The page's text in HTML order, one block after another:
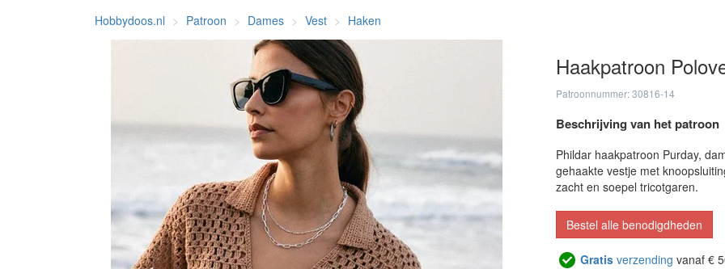
Hobbydoos.nl Patroon Dames Vest Haken
Haakpatroon
Patroonnummer: 30816-14
Beschrijving van het patroon
Phildar haakpatroon Purday,
gehaakte vestje met
zacht en soepel tricotgaren.
Bestel alle benodigdheden
Gratis verzending vanaf €